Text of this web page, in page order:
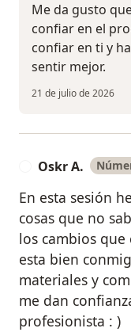
Me da gusto
confiar en el
confiar en ti y
sentir mejor.
21 de julio de 2026
Oskr A.
En esta sesión
cosas que no
los cambios
esta bien
materiales y
me dan
profesionista : )